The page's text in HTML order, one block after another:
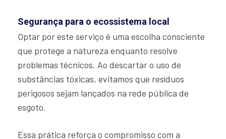
Segurança para o ecossistema local
Optar por este serviço é uma escolha consciente
que protege a natureza enquanto resolve
problemas técnicos. Ao descartar o uso de
substâncias tóxicas, evitamos que resíduos
perigosos sejam lançados na rede pública de
esgoto.
Essa prática reforça o compromisso com a